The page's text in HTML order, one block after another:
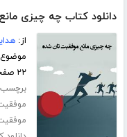
دانلود کتاب چه چیزی
از:
۲۲ صفحه